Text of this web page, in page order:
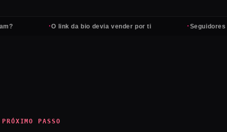
O link da bio devia vender por ti Seguidores
PRÓXIMO PASSO